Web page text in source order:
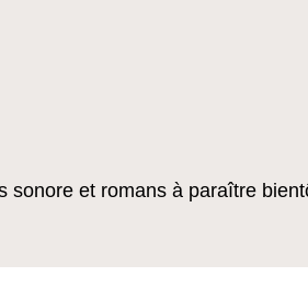
sonore et romans à paraître